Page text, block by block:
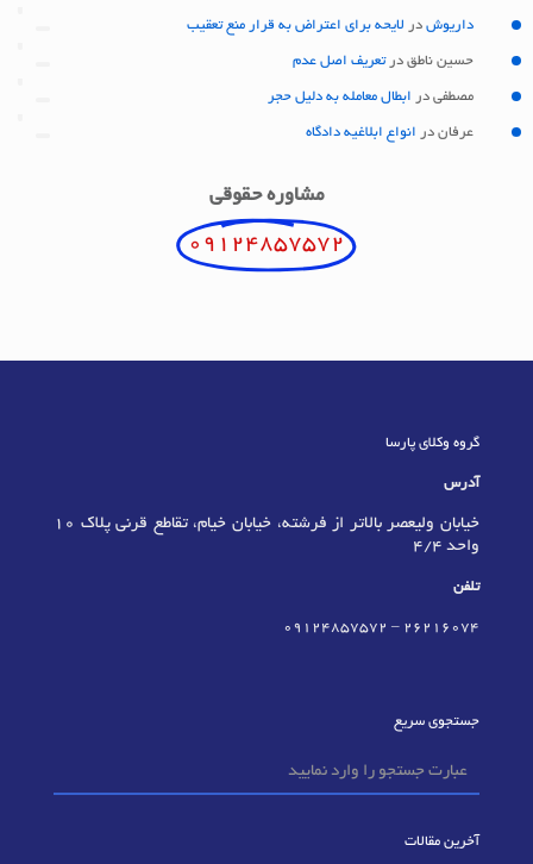
داریوش در لایحه برای اعتراض به قرار منع تعقیب
حسین ناطق درتعریف اصل عدم
مصطفی در ابطال معامله به دلیل حجر
عرفان در انواع ابلاغیه دادگاه
مشاوره حقوقی
09124857572
گروه وکلای پارسا
آدرس
خیابان ولیعصر بالاتر از فرشته، خیابان خیام، تقاطع قرنی پلاک 10
واحد 4/4
تلفن
٢٦٢١٦٠٧٤ –
09124857572
جستجوی سریع
آخرین مقالات